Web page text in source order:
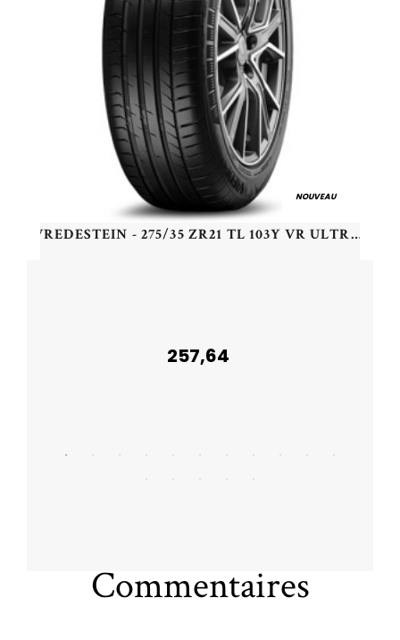
NOUVEAU
VREDESTEIN - 275/35 ZR21 TL 103Y VR ULTRAC PRO XL - 2753521 - CAB
257,64
Commentaires